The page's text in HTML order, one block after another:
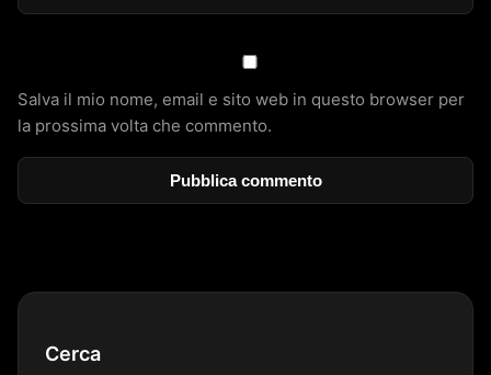
Salva il mio nome, email e sito web in questo browser per
la prossima volta che commento.
Cerca